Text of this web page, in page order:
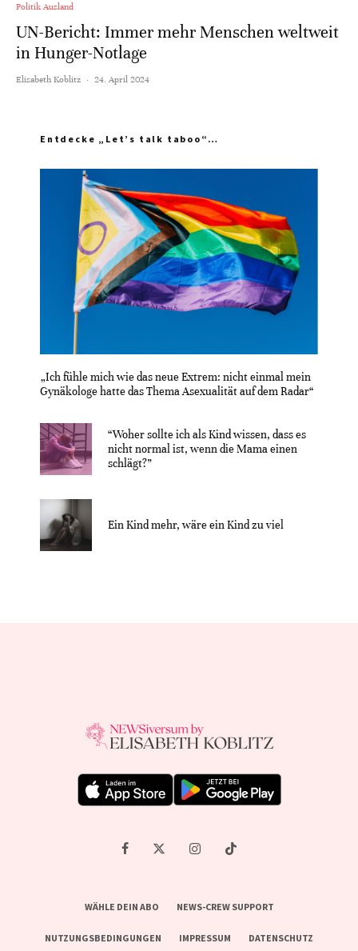
Politik Ausland
UN-Bericht: Immer mehr Menschen weltweit
in Hunger-Notlage
Elisabeth Koblitz · 24. April 2024
Entdecke „Let’s talk taboo“…
„Ich fühle mich wie das neue Extrem: nicht einmal mein
Gynäkologe hatte das Thema Asexualität auf dem Radar“
“Woher sollte ich als Kind wissen, dass es
nicht normal ist, wenn die Mama einen
schlägt?”
Ein Kind mehr, wäre ein Kind zu viel
WÄHLE DEIN ABO NEWS-CREW SUPPORT
NUTZUNGSBEDINGUNGEN IMPRESSUM DATENSCHUTZ